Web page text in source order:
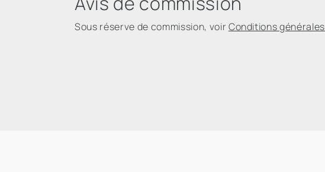
Sous réserve de commission, voir Conditions générales